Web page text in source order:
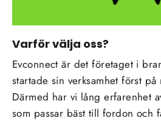
Varför välja oss?
Evconnect är det företaget i
startade sin verksamhet först på
Därmed har vi lång erfarenhet
som passar bäst till fordon och